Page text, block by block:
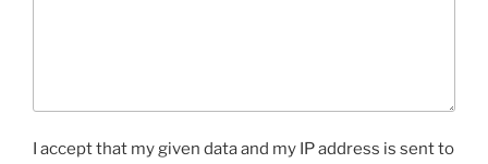
I accept that my given data and my IP address is sent to